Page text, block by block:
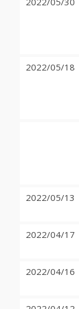
2022/05/18
2022/05/13
2022/04/17
2022/04/16